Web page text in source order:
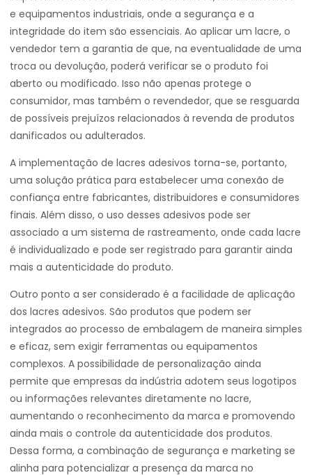
e equipamentos industriais, onde a segurança e a
integridade do item são essenciais. Ao aplicar um lacre, o
vendedor tem a garantia de que, na eventualidade de uma
troca ou devolução, poderá verificar se o produto foi
aberto ou modificado. Isso não apenas protege o
consumidor, mas também o revendedor, que se resguarda
de possíveis prejuízos relacionados à revenda de produtos
danificados ou adulterados.
A implementação de lacres adesivos torna-se, portanto,
uma solução prática para estabelecer uma conexão de
confiança entre fabricantes, distribuidores e consumidores
finais. Além disso, o uso desses adesivos pode ser
associado a um sistema de rastreamento, onde cada lacre
é individualizado e pode ser registrado para garantir ainda
mais a autenticidade do produto.
Outro ponto a ser considerado é a facilidade de aplicação
dos lacres adesivos. São produtos que podem ser
integrados ao processo de embalagem de maneira simples
e eficaz, sem exigir ferramentas ou equipamentos
complexos. A possibilidade de personalização ainda
permite que empresas da indústria adotem seus logotipos
ou informações relevantes diretamente no lacre,
aumentando o reconhecimento da marca e promovendo
ainda mais o controle da autenticidade dos produtos.
Dessa forma, a combinação de segurança e marketing se
alinha para potencializar a presença da marca no